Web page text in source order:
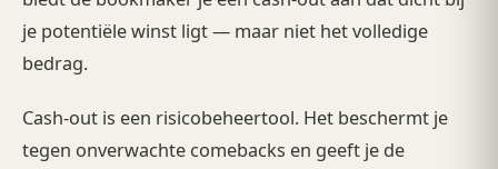
je potentiële winst ligt — maar niet het volledige
bedrag.
Cash-out is een risicobeheertool. Het beschermt je
tegen onverwachte comebacks en geeft je de